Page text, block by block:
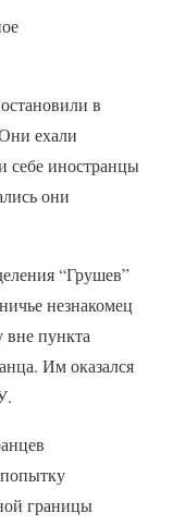
в
ехали
себе иностранцы
они
“Грушев”
незнакомец
вне пункта
Им оказался
границы